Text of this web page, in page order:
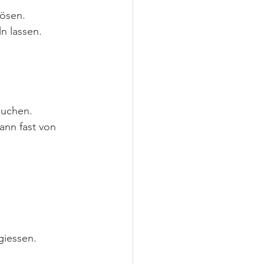
lassen.
fast von